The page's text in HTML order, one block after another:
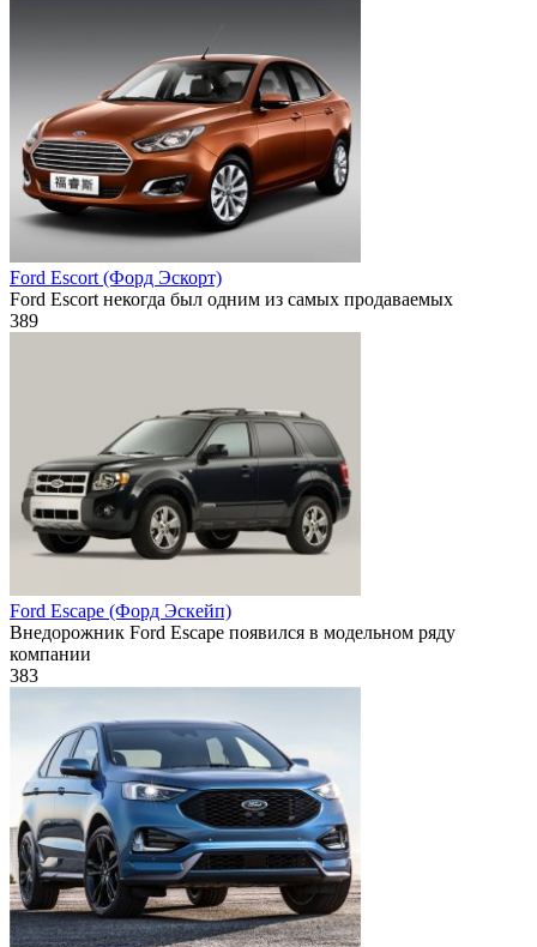
Ford Escort (Форд Эскорт)
Ford Escort некогда был одним из самых продаваемых
389
Ford Escape (Форд Эскейп)
Внедорожник Ford Escape появился в модельном ряду
компании
383